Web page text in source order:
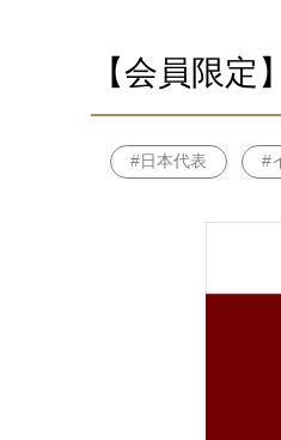
【会員限定
日本代表